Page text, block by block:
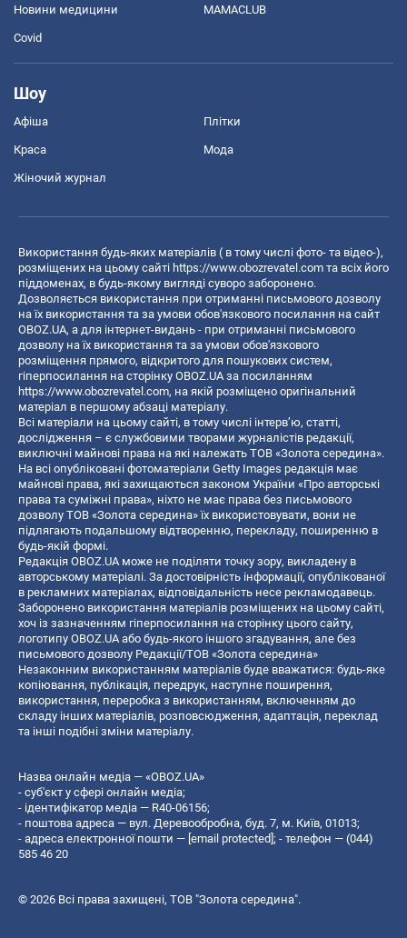
Новини медицини MAMACLUB
Covid
Шоу
Афіша Плітки
Краса Мода
Жіночий журнал
Використання будь-яких матеріалів ( в тому числі фото- та відео-),
розміщених на цьому сайті https://www.obozrevatel.com та всіх його
піддоменах, в будь-якому вигляді суворо заборонено.
Дозволяється використання при отриманні письмового дозволу
на їх використання та за умови обов'язкового посилання на сайт
OBOZ.UA, а для інтернет-видань - при отриманні письмового
дозволу на їх використання та за умови обов'язкового
розміщення прямого, відкритого для пошукових систем,
гіперпосилання на сторінку OBOZ.UA за посиланням
https://www.obozrevatel.com, на якій розміщено оригінальний
матеріал в першому абзаці матеріалу.
Всі матеріали на цьому сайті, в тому числі інтерв’ю, статті,
дослідження – є службовими творами журналістів редакції,
виключні майнові права на які належать ТОВ «Золота середина».
На всі опубліковані фотоматеріали Getty Images редакція має
майнові права, які захищаються законом України «Про авторські
права та суміжні права», ніхто не має права без письмового
дозволу ТОВ «Золота середина» їх використовувати, вони не
підлягають подальшому відтворенню, перекладу, поширенню в
будь-якій формі.
Редакція OBOZ.UA може не поділяти точку зору, викладену в
авторському матеріалі. За достовірність інформації, опублікованої
в рекламних матеріалах, відповідальність несе рекламодавець.
Заборонено використання матеріалів розміщених на цьому сайті,
хоч із зазначенням гіперпосилання на сторінку цього сайту,
логотипу OBOZ.UA або будь-якого іншого згадування, але без
письмового дозволу Редакції/ТОВ «Золота середина»
Незаконним використанням матеріалів буде вважатися: будь-яке
копiювання, публiкацiя, передрук, наступне поширення,
використання, переробка з використанням, включенням до
складу інших матеріалів, розповсюдження, адаптація, переклад
та інші подібні зміни матеріалу.
Назва онлайн медіа — «OBOZ.UA»
- суб'єкт у сфері онлайн медіа;
- ідентифікатор медіа — R40-06156;
- поштова адреса — вул. Деревообробна, буд. 7, м. Київ, 01013;
- адреса електронної пошти — [email protected] ; - телефон — (044)
585 46 20
© 2026 Всі права захищені, ТОВ "Золота середина".